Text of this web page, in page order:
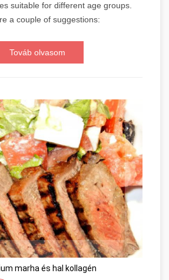
suitable for different age groups.
a couple of suggestions:
Továb olvasom
marha és hal kollagén